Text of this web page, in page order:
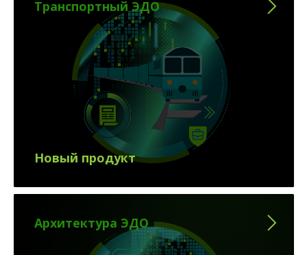
Транспортный ЭДО
Новый продукт
Архитектура ЭДО